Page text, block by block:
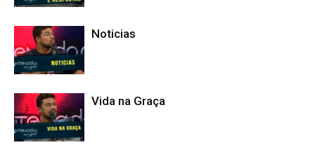
Noticias
Vida na Graça